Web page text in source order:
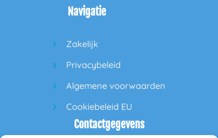
Navigatie
Zakelijk
Privacybeleid
Algemene voorwaarden
Cookiebeleid EU
Contactgegevens